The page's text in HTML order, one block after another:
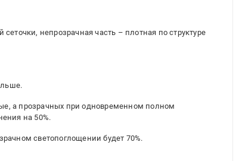
непрозрачная часть – плотная по структуре
а прозрачных при одновременном полном
на 50%.
светопоглощении будет 70%.